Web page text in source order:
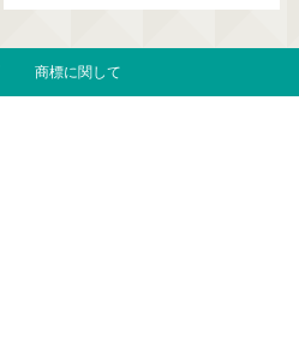
商標に関して